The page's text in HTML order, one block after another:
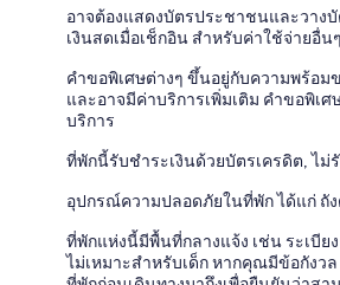
อาจต้องแสดงบัตรประชาชนและวาง
เงินสดเมื่อเช็กอิน สำหรับค่าใช้จ่ายอื่นๆ
คำขอพิเศษต่างๆ ขึ้นอยู่กับความพร้อม
และอาจมีค่าบริการเพิ่มเติม คำขอพิเ
บริการ
ที่พักนี้รับชำระเงินด้วยบัตรเครดิต, ไม่
อุปกรณ์ความปลอดภัยในที่พัก ได้แก่ ถัง
ที่พักแห่งนี้มีพื้นที่กลางแจ้ง เช่น ระเบีย
ไม่เหมาะสำหรับเด็ก หากคุณมีข้อกังว